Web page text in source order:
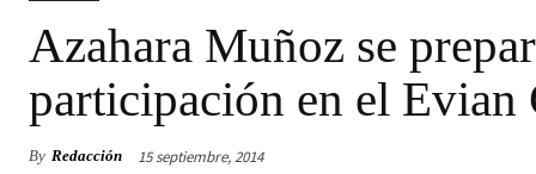
Azahara Muñoz se
participación en el Evian
By Redacción 15 septiembre, 2014